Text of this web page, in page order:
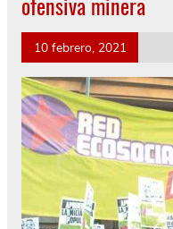
10 febrero, 2021